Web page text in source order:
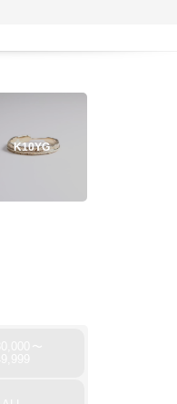
K10YG